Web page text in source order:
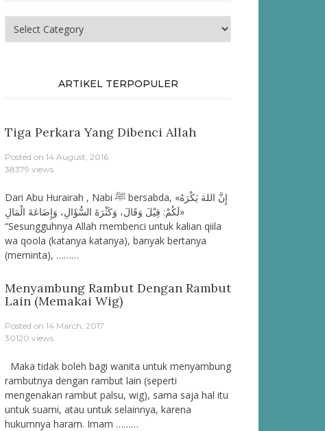
ARTIKEL TERPOPULER
Tiga Perkara Yang Dibenci Allah
Posted on 14 August, 2016
38379 views
Dari Abu Hurairah , Nabi ﷺ bersabda, «إِنَّ اللهَ يَكْرَهُ
لَكُمْ: قِيْلَ وَقَالَ، وَكَثْرَةَ السُّؤَالِ، وَإِضَاعَةَ الْمَالِ»
“Sesungguhnya Allah membenci untuk kalian qiila
wa qoola (katanya katanya), banyak bertanya
(meminta), ………
Menyambung Rambut Dengan Rambut
Lain (Memakai Wig)
Posted on 14 March, 2017
30120 views
Maka tidak boleh bagi wanita untuk menyambung
rambutnya dengan rambut lain (seperti
mengenakan rambut palsu, wig), sama saja hal itu
untuk suami, atau untuk selainnya, karena
hukumnya haram. Imam ………